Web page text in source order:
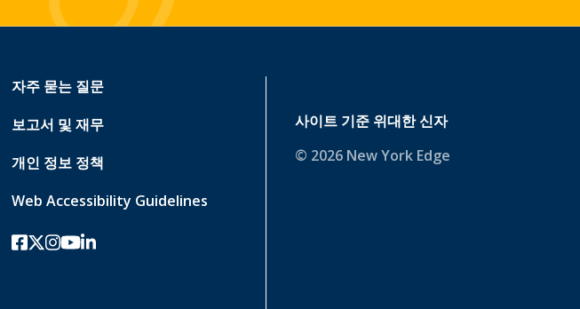
자주 묻는 질문
보고서 및 재무
개인 정보 정책
Web Accessibility Guidelines
페이스북
트위터-x
인스 타 그램
유튜브링크드인
사이트 기준 위대한 신자
© 2026 New York Edge